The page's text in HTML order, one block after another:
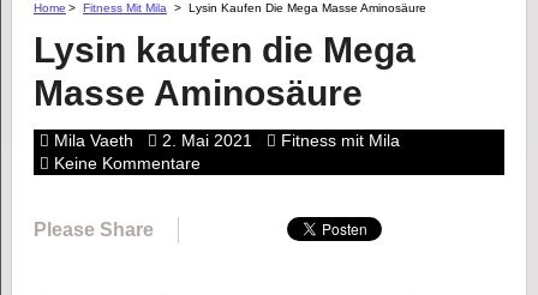
Home > Fitness Mit Mila > Lysin Kaufen Die Mega Masse Aminosäure
Lysin kaufen die Mega
Masse Aminosäure
Mila Vaeth 2. Mai 2021
Fitness mit Mila
Keine Kommentare
Please Share